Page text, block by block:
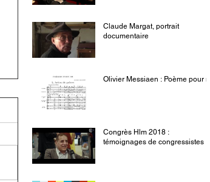
Claude Margat, portrait
documentaire
Olivier Messiaen : Poème pour mi
Congrès Hlm 2018 :
témoignages de congressistes